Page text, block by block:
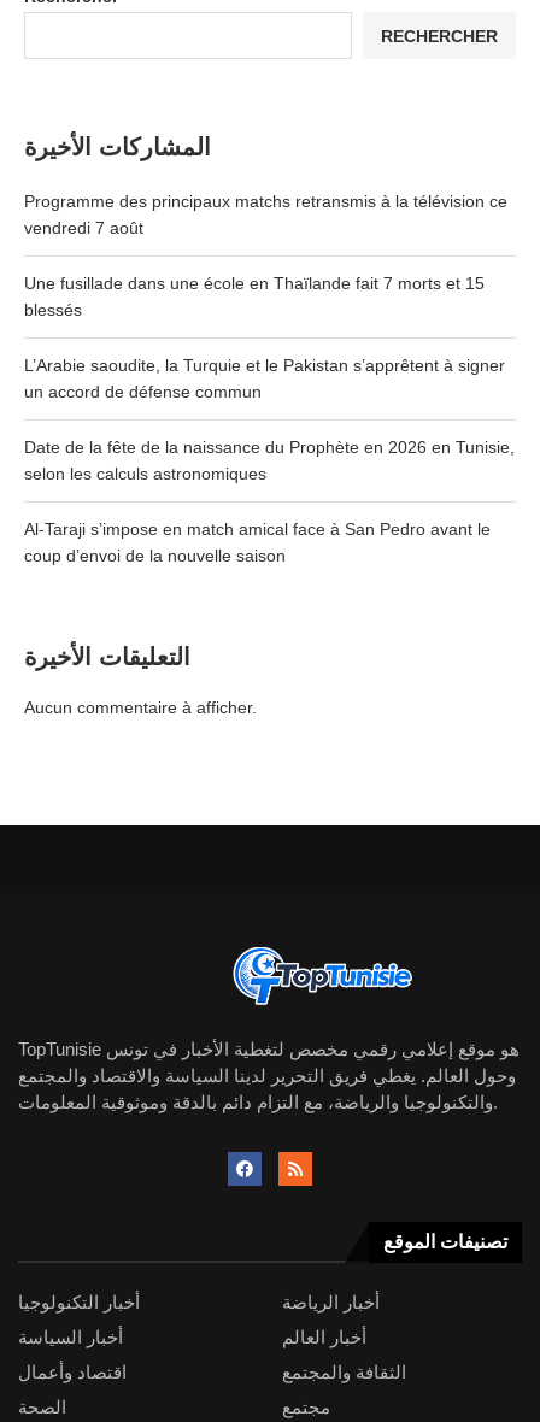
RECHERCHER
المشاركات الأخيرة
Programme des principaux matchs retransmis à la télévision ce
vendredi 7 août
Une fusillade dans une école en Thaïlande fait 7 morts et 15
blessés
L’Arabie saoudite, la Turquie et le Pakistan s’apprêtent à signer
un accord de défense commun
Date de la fête de la naissance du Prophète en 2026 en Tunisie,
selon les calculs astronomiques
Al-Taraji s’impose en match amical face à San Pedro avant le
coup d’envoi de la nouvelle saison
التعليقات الأخيرة
Aucun commentaire à afficher.
TopTunisie هو موقع إعلامي رقمي مخصص لتغطية الأخبار في تونس
وحول العالم. يغطي فريق التحرير لدينا السياسة والاقتصاد والمجتمع
والتكنولوجيا والرياضة، مع التزام دائم بالدقة وموثوقية المعلومات.
تصنيفات الموقع
أخبار التكنولوجيا
أخبار الرياضة
أخبار السياسة
أخبار العالم
اقتصاد وأعمال
الثقافة والمجتمع
الصحة
مجتمع